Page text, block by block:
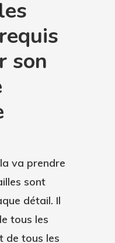
son
va prendre
sont
détail. Il
tous les
de tous les